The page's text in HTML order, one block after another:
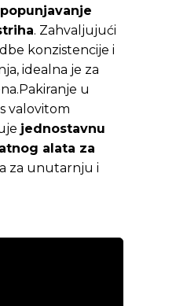
. Zahvaljujući
konzistencije i
idealna je za
u
valovitom
jednostavnu
alata za
za unutarnju i